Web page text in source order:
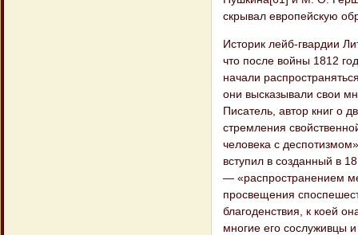
скрывал европейскую
Историк лейб-гвардии
что после войны 1812
начали
они высказывали свои
Писатель, автор книг о
стремления
человека с
вступил в созданный в
— «распространением
просвещения
благоденствия, к коей
многие его